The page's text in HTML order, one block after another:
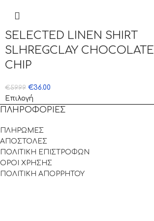
SELECTED LINEN SHIRT
SLHREGCLAY CHOCOLATE
CHIP
€59.99 €36.00
Επιλογή
ΠΛΗΡΟΦΟΡΙΕΣ
ΠΛΗΡΩΜΕΣ
ΑΠΟΣΤΟΛΕΣ
ΠΟΛΙΤΙΚΗ ΕΠΙΣΤΡΟΦΩΝ
ΟΡΟΙ ΧΡΗΣΗΣ
ΠΟΛΙΤΙΚΗ ΑΠΟΡΡΗΤΟΥ